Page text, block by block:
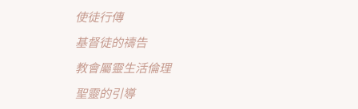
使徒行傳
基督徒的禱告
教會屬靈生活倫理
聖靈的引導